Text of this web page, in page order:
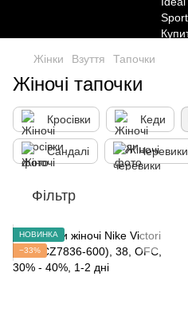
Жінки Взуття Тапочки
Жіночі тапочки
Кросівки Кеди
Сандалі Черевики
Фільтр
НОВИНКА
−33%